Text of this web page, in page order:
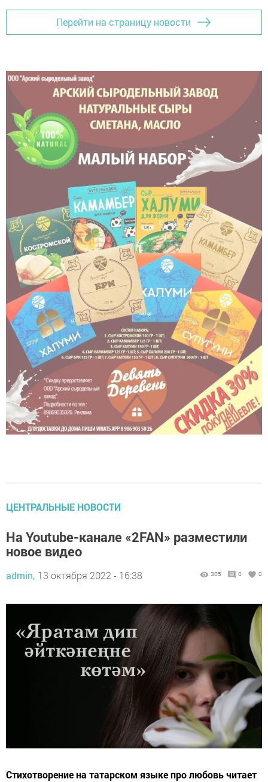
Перейти на страницу новости
ЦЕНТРАЛЬНЫЕ НОВОСТИ
На Youtube-канале «2FAN» разместили
новое видео
admin, 13 октября 2022 - 16:38 305 0 0
Стихотворение на татарском языке про любовь читает